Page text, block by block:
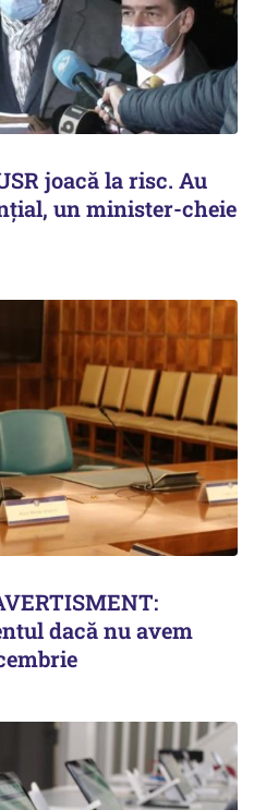
joacă la risc. Au
un minister-cheie
dacă nu avem